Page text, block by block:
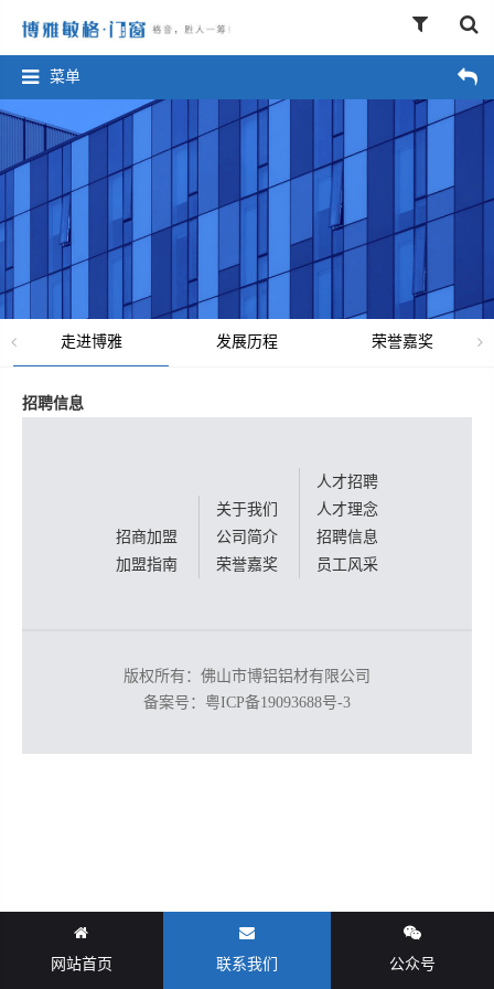
菜单
走进博雅 发展历程 荣誉嘉奖
招聘信息
招商加盟
加盟指南
关于我们
公司简介
荣誉嘉奖
人才招聘
人才理念
招聘信息
员工风采
版权所有：佛山市博铝铝材有限公司
备案号： 粤ICP备19093688号-3
网站首页 联系我们 公众号